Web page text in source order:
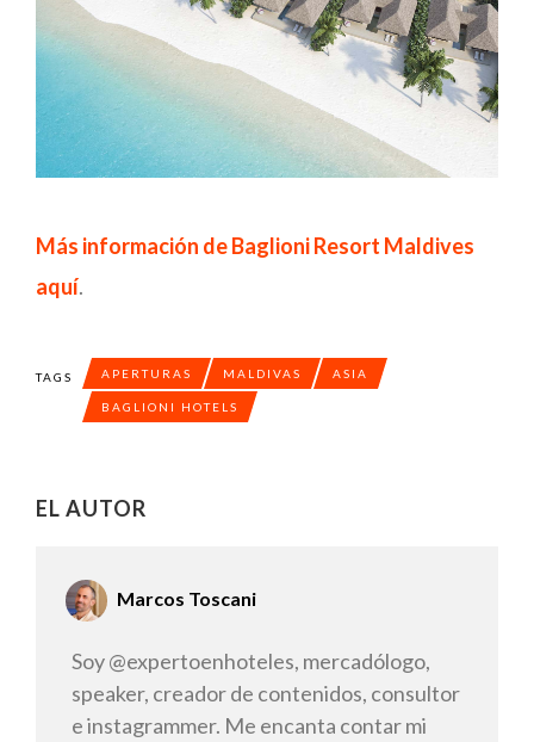
Más información de Baglioni Resort Maldives
aquí.
TAGS APERTURAS MALDIVAS ASIA
BAGLIONI HOTELS
EL AUTOR
Marcos Toscani
Soy @expertoenhoteles, mercadólogo,
speaker, creador de contenidos, consultor
e instagrammer. Me encanta contar mi